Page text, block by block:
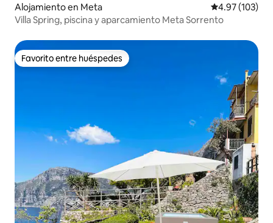
Alojamiento en Meta Calificación
4.97 (103)
Villa Spring, piscina y aparcamiento Meta Sorrento
Favorito entre huéspedes
Favorito entre huéspedes